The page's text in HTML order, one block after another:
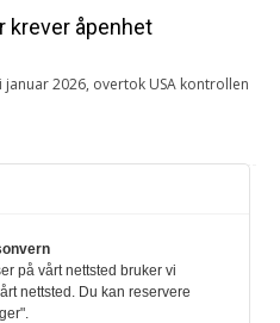
krever åpenhet
2026, overtok USA kontrollen
en nedgang fra forrige
land i folketall. For å lese
inn her Ny abonnent? Velg
på vårt nettsted bruker vi
nettsted. Du kan reservere